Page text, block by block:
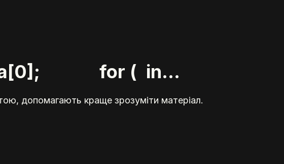
= a[0]; for ( in...
допомагають краще зрозуміти матеріал.